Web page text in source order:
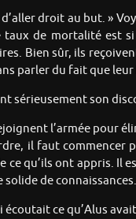
droit au but. »
de mortalité est
Bien sûr, ils
parler du fait que
sérieusement son
l’armée pour
il faut commencer
ce qu’ils ont appris.
de
ce qu’Alus